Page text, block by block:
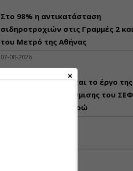
Στο 98% η αντικατάσταση
σιδηροτροχιών στις Γραμμές 2
του Μετρό της Αθήνας
07-08-2026
Επαναπροκηρύσσεται το έργο της
ενεργειακής αναβάθμισης του ΣΕΦ
ύψους 24,8 εκατ. ευρώ
Νικόλαος
Τιμή από: